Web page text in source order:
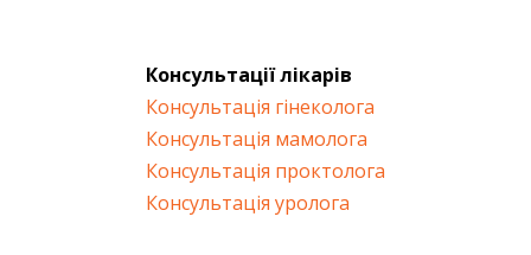
Консультації лікарів
Консультація гінеколога
Консультація мамолога
Консультація проктолога
Консультація уролога